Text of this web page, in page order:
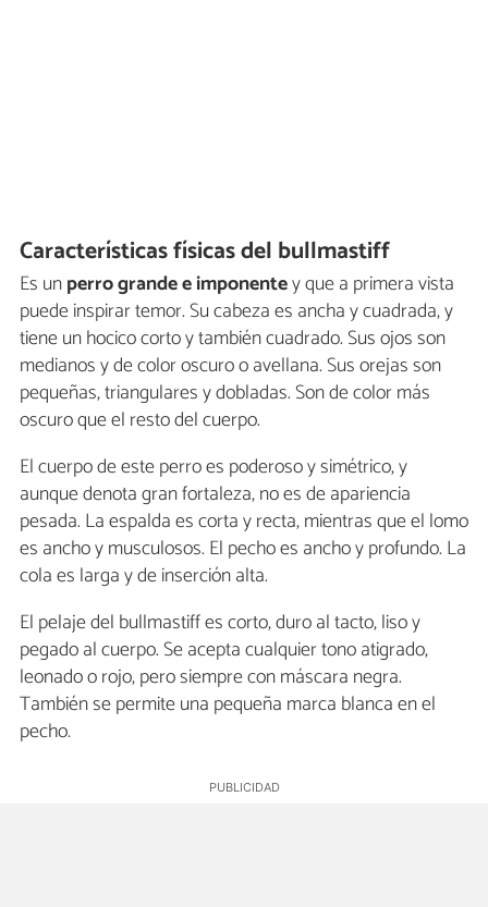
Características físicas del bullmastiff
Es unperro grande e imponentey que a primera vista
puede inspirar temor. Su cabeza es ancha y cuadrada, y
tiene un hocico corto y también cuadrado. Sus ojos son
medianos y de color oscuro o avellana. Sus orejas son
pequeñas, triangulares y dobladas. Son de color más
oscuro que el resto del cuerpo.
El cuerpo de este perro es poderoso y simétrico, y
aunque denota gran fortaleza, no es de apariencia
pesada. La espalda es corta y recta, mientras que el lomo
es ancho y musculosos. El pecho es ancho y profundo. La
cola es larga y de inserción alta.
El pelaje del bullmastiff es corto, duro al tacto, liso y
pegado al cuerpo. Se acepta cualquier tono atigrado,
leonado o rojo, pero siempre con máscara negra.
También se permite una pequeña marca blanca en el
pecho.